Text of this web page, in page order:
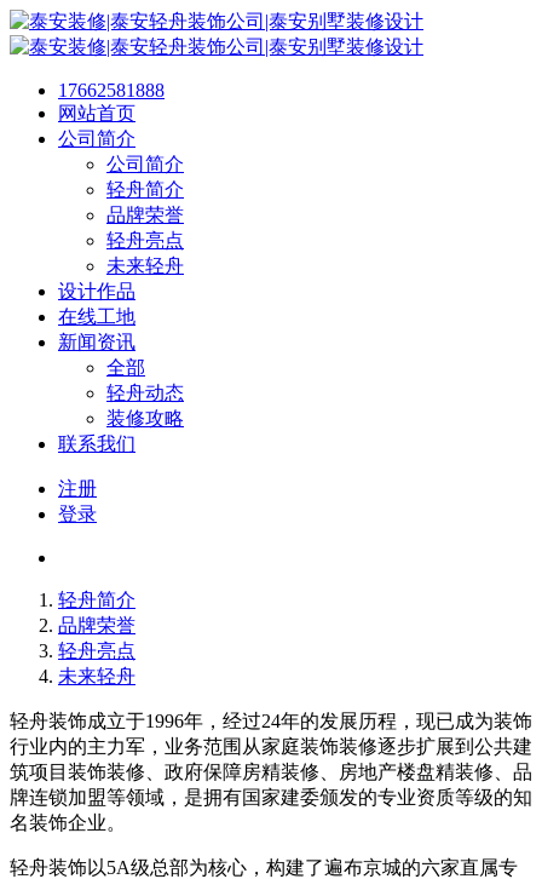
17662581888
网站首页
公司简介
公司简介
轻舟简介
品牌荣誉
轻舟亮点
未来轻舟
设计作品
在线工地
新闻资讯
全部
轻舟动态
装修攻略
联系我们
注册
登录
轻舟简介
品牌荣誉
轻舟亮点
未来轻舟
轻舟装饰成立于1996年，经过24年的发展历程，现已成为装饰
行业内的主力军，业务范围从家庭装饰装修逐步扩展到公共建
筑项目装饰装修、政府保障房精装修、房地产楼盘精装修、品
牌连锁加盟等领域，是拥有国家建委颁发的专业资质等级的知
名装饰企业。
轻舟装饰以5A级总部为核心，构建了遍布京城的六家直属专